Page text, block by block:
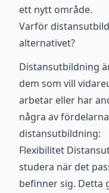
ett nytt område.
Varför
alternativet?
Distansutbildning
dem som vill
arbetar eller har
några av
distansutbildning:
Flexibilitet
studera när det
befinner sig. Detta